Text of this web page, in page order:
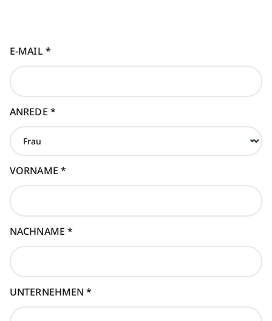
E-MAIL*
ANREDE *
VORNAME *
NACHNAME*
UNTERNEHMEN*